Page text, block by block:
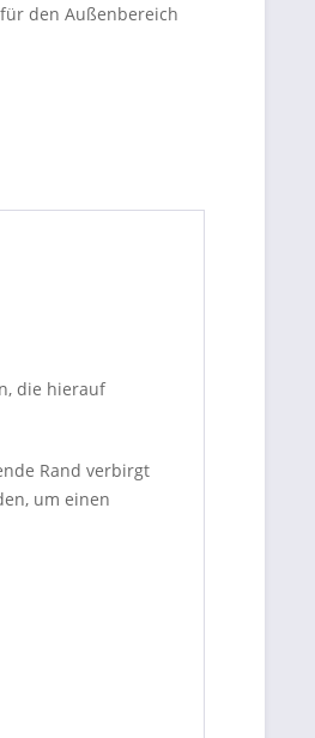
den Außenbereich
die hierauf
Rand verbirgt
um einen